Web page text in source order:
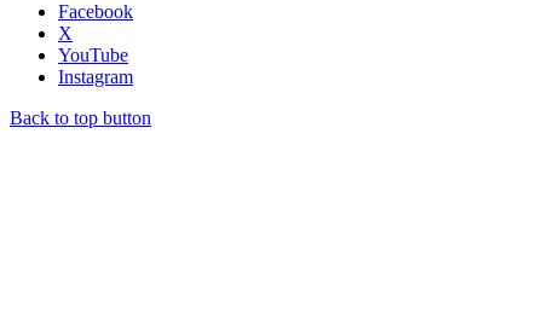
Facebook
X
YouTube
Instagram
Back to top button